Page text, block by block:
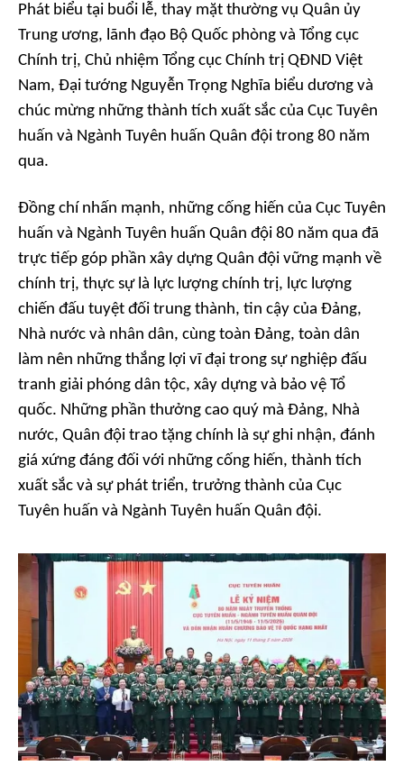
Phát biểu tại buổi lễ, thay mặt thường vụ Quân ủy
Trung ương, lãnh đạo Bộ Quốc phòng và Tổng cục
Chính trị, Chủ nhiệm Tổng cục Chính trị QĐND Việt
Nam, Đại tướng Nguyễn Trọng Nghĩa biểu dương và
chúc mừng những thành tích xuất sắc của Cục Tuyên
huấn và Ngành Tuyên huấn Quân đội trong 80 năm
qua.
Đồng chí nhấn mạnh, những cống hiến của Cục Tuyên
huấn và Ngành Tuyên huấn Quân đội 80 năm qua đã
trực tiếp góp phần xây dựng Quân đội vững mạnh về
chính trị, thực sự là lực lượng chính trị, lực lượng
chiến đấu tuyệt đối trung thành, tin cậy của Đảng,
Nhà nước và nhân dân, cùng toàn Đảng, toàn dân
làm nên những thắng lợi vĩ đại trong sự nghiệp đấu
tranh giải phóng dân tộc, xây dựng và bảo vệ Tổ
quốc. Những phần thưởng cao quý mà Đảng, Nhà
nước, Quân đội trao tặng chính là sự ghi nhận, đánh
giá xứng đáng đối với những cống hiến, thành tích
xuất sắc và sự phát triển, trưởng thành của Cục
Tuyên huấn và Ngành Tuyên huấn Quân đội.